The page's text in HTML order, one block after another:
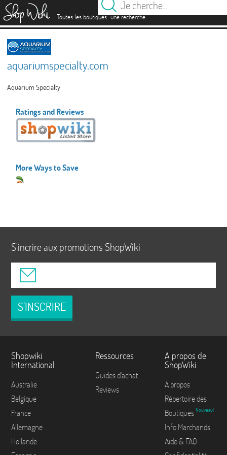
Toutes les boutiques.une recherche.
aquariumspecialty.com
Aquarium Specialty
Ratings and Reviews
More Ways to Save
S'incrire aux promotions ShopWiki
S'INSCRIRE
Shopwiki
International
Australie
Belgique
France
Allemagne
Hollande
Ressources
Guides d'achat
Reviews
A propos de
ShopWiki
A propos
Répertoire des
Boutiques Nouveau!
Info Marchands
Aide & FAQ